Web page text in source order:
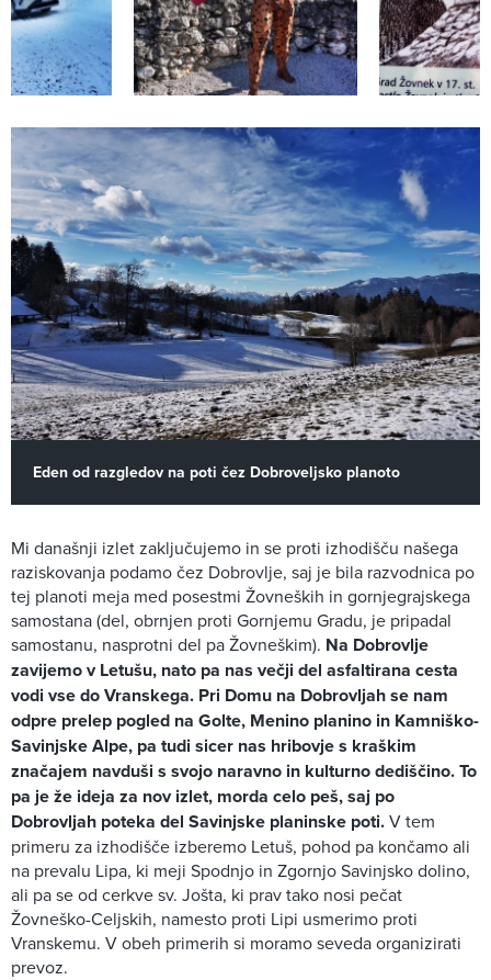
Eden od razgledov na poti čez Dobroveljsko planoto
Mi današnji izlet zaključujemo in se proti izhodišču našega
raziskovanja podamo čez Dobrovlje, saj je bila razvodnica po
tej planoti meja med posestmi Žovneških in gornjegrajskega
samostana (del, obrnjen proti Gornjemu Gradu, je pripadal
samostanu, nasprotni del pa Žovneškim). Na Dobrovlje
zavijemo v Letušu, nato pa nas večji del asfaltirana cesta
vodi vse do Vranskega. Pri Domu na Dobrovljah se nam
odpre prelep pogled na Golte, Menino planino in Kamniško-
Savinjske Alpe, pa tudi sicer nas hribovje s kraškim
značajem navduši s svojo naravno in kulturno dediščino. To
pa je že ideja za nov izlet, morda celo peš, saj po
Dobrovljah poteka del Savinjske planinske poti.V tem
primeru za izhodišče izberemo Letuš, pohod pa končamo ali
na prevalu Lipa, ki meji Spodnjo in Zgornjo Savinjsko dolino,
ali pa se od cerkve sv. Jošta, ki prav tako nosi pečat
Žovneško-Celjskih, namesto proti Lipi usmerimo proti
Vranskemu. V obeh primerih si moramo seveda organizirati
prevoz.